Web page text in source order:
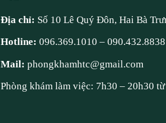
Địa chỉ: Số 10 Lê Quý Đôn, Hai Bà
Hotline:096.369.1010 –090.432.8838
Mail:phongkhamhtc@gmail.com
Phòng khám làm việc: 7h30 – 20h30